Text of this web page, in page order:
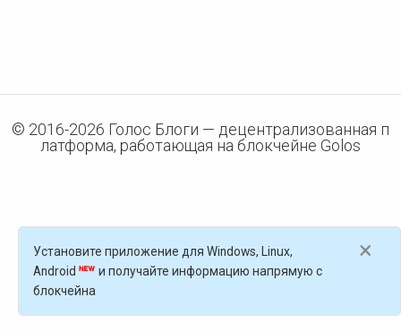
© 2016-2026 Голос Блоги — децентрализованная п
латформа, работающая на блокчейне Golos
×
Установите приложение для Windows, Linux,
Android
и получайте информацию напрямую с
блокчейна